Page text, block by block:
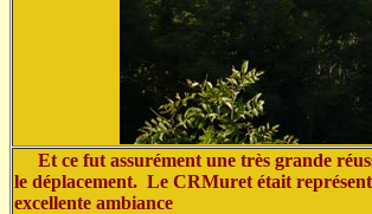
Et ce fut assurément une très grande
le déplacement. Le CRMuret était
excellente ambiance